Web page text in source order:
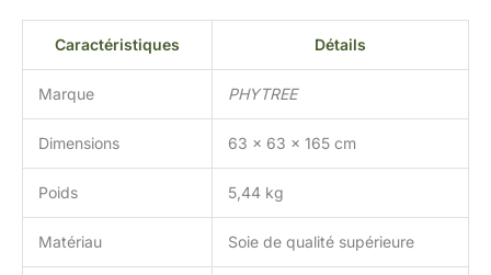
Caractéristiques Détails
Marque PHYTREE
Dimensions 63 x 63 x 165 cm
Poids 5,44 kg
Matériau Soie de qualité supérieure